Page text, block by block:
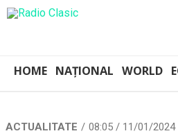
HOME NAȚIONAL WORLD
ACTUALITATE 08:05 / 11/01/2024